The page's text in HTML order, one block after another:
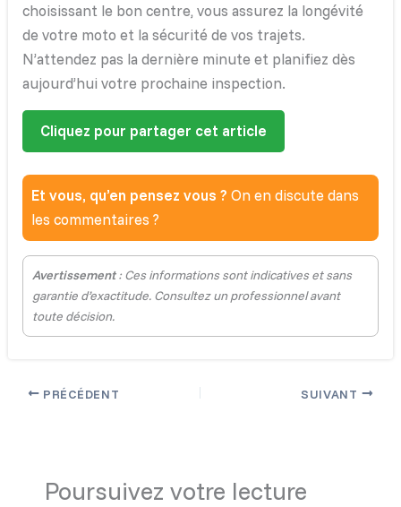
choisissant le bon centre, vous assurez la longévité
de votre moto et la sécurité de vos trajets.
N’attendez pas la dernière minute et planifiez dès
aujourd’hui votre prochaine inspection.
Cliquez pour partager cet article
Et vous, qu’en pensez vous ? On en discute dans
les commentaires ?
Avertissement: Ces informations sont indicatives et sans
garantie d’exactitude. Consultez un professionnel avant
toute décision.
PRÉCÉDENT SUIVANT
Poursuivez votre lecture